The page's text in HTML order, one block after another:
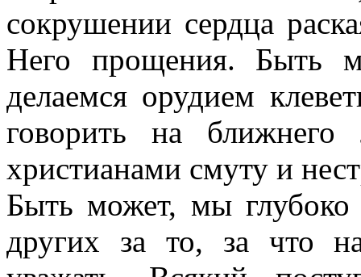
сокрушении сердца
Него прощения. Быть
делаемся орудием
говорить на
христианами смуту и
Быть может, мы глубоко
других за то, за что